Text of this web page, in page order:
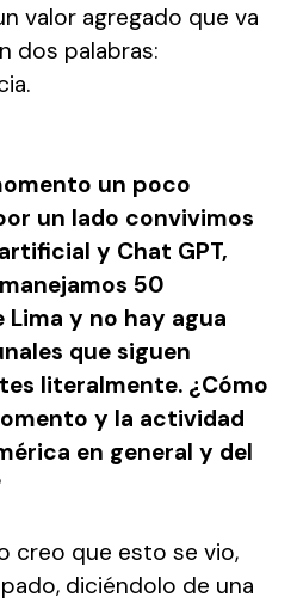
valor agregado que va
dos palabras:
un poco
un lado convivimos
y Chat GPT,
50
y no hay agua
que siguen
literalmente. ¿Cómo
y la actividad
en general y del
creo que esto se vio,
diciéndolo de una